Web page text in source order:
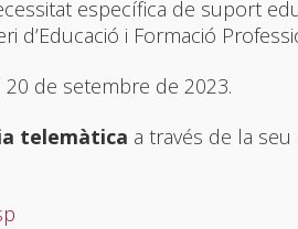
específica de suport
d’Educació i Formació
de setembre de 2023.
telemàtica a través de la